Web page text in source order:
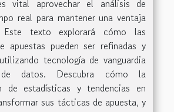
vital aprovechar el análisis de
real para mantener una ventaja
Este texto explorará cómo las
apuestas pueden ser refinadas y
tecnología de vanguardia
datos. Descubra cómo la
de estadísticas y tendencias en
sus tácticas de apuesta, y